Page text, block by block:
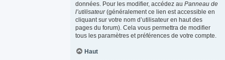
données. Pour les modifier, accédez au Panneau de
l’utilisateur(généralement ce lien est accessible en
cliquant sur votre nom d’utilisateur en haut des
pages du forum). Cela vous permettra de modifier
tous les paramètres et préférences de votre compte.
Haut